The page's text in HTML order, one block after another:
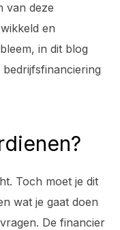
van deze
en
in dit blog
Toch moet je dit
wat je gaat doen
De financier